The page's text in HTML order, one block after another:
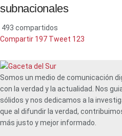
subnacionales
493 compartidos
Compartir 197 Tweet 123
Somos un medio de comunicación
con la verdad y la actualidad. Nos
sólidos y nos dedicamos a la
que al difundir la verdad,
más justo y mejor informado.